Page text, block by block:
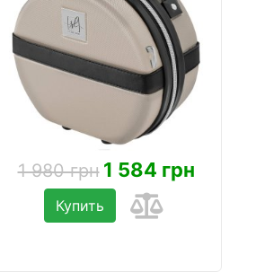
1 980 грн 1 584 грн
Купить